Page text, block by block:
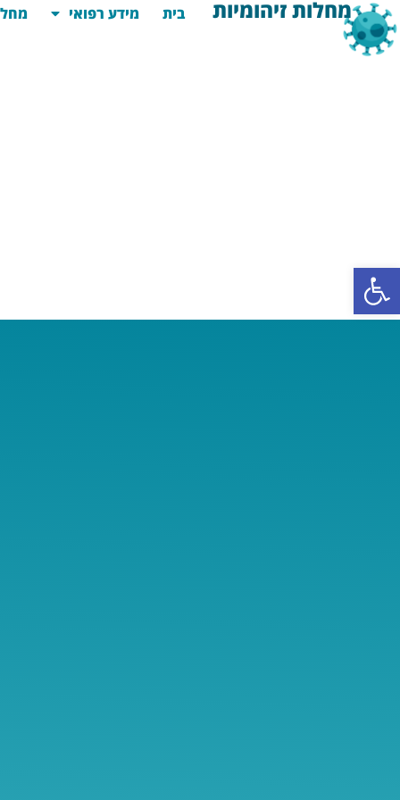
פתח סרגל נגישות
מחלות זיהומיות בית מידע רפואי